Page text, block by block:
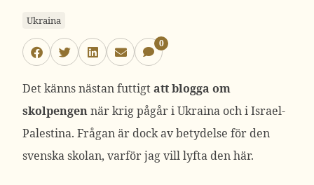
Ukraina
0
Det känns nästan futtigtatt blogga om
skolpengennär krig pågår i Ukraina och i Israel-
Palestina. Frågan är dock av betydelse för den
svenska skolan, varför jag vill lyfta den här.